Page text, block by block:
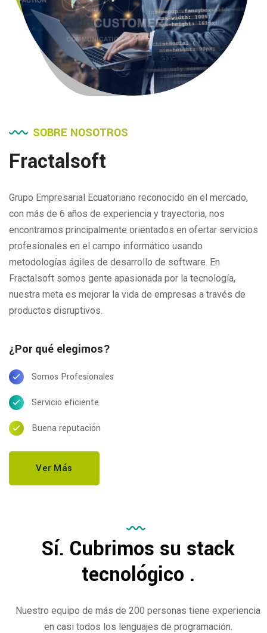
SOBRE NOSOTROS
Fractalsoft
Grupo Empresarial Ecuatoriano reconocido en el mercado,
con más de 6 años de experiencia y trayectoria, nos
encontramos principalmente orientados en ofertar servicios
profesionales en el campo informático usando
metodologías ágiles de desarrollo de software. En
Fractalsoft somos gente apasionada por la tecnología,
nuestra meta es mejorar la vida de empresas a través de
productos disruptivos.
¿Por qué elegirnos?
Somos Profesionales
Servicio eficiente
Buena reputación
Ver Más
Sí. Cubrimos su stack
tecnológico .
Nuestro equipo de más de 200 personas tiene experiencia
en casi todos los lenguajes de programación.